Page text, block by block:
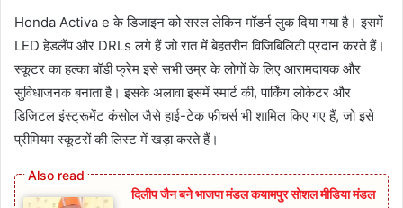
Honda Activa e के डिजाइन को सरल लेकिन मॉडर्न लुक दिया गया है। इसमें
LED हेडलैंप और DRLs लगे हैं जो रात में बेहतरीन विजिबिलिटी प्रदान करते हैं।
स्कूटर का हल्का बॉडी फ्रेम इसे सभी उम्र के लोगों के लिए आरामदायक और
सुविधाजनक बनाता है। इसके अलावा इसमें स्मार्ट की, पार्किंग लोकेटर और
डिजिटल इंस्ट्रूमेंट कंसोल जैसे हाई-टेक फीचर्स भी शामिल किए गए हैं, जो इसे
प्रीमियम स्कूटरों की लिस्ट में खड़ा करते हैं।
दिलीप जैन बने भाजपा मंडल कयामपुर सोशल मीडिया मंडल